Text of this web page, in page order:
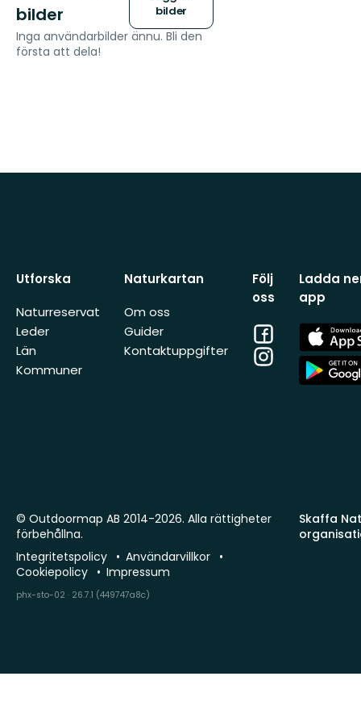
bilder
bilder
Inga användarbilder ännu. Bli den
första att dela!
Utforska
Naturreservat
Leder
Län
Kommuner
Naturkartan
Om oss
Guider
Kontaktuppgifter
Följ
oss
Facebook
Instagram
Ladda
app
App
Store
App
Store
Skaffa
© Outdoormap AB 2014-2026. Alla rättigheter
förbehållna.
Integritetspolicy
Användarvillkor
Cookiepolicy
Impressum
phx-sto-02 · 26.7.1 (449747a8c)